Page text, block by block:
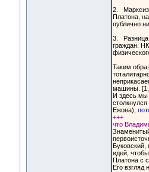
2.
Платона,
публично
3. Разница
граждан.
Таким
машины. [1,
И здесь мы
Ежова),
+++
что
идей,
Платона с
Его